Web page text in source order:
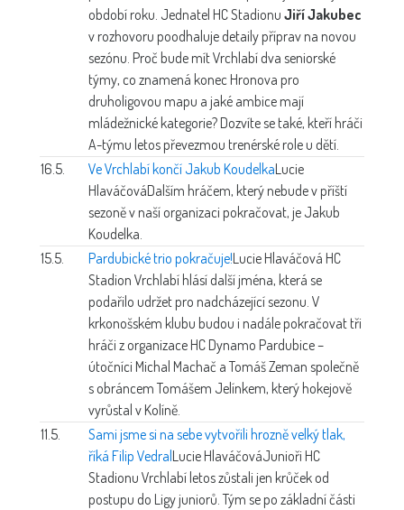
období roku. Jednatel HC Stadionu Jiří Jakubec
v rozhovoru poodhaluje detaily příprav na novou
sezónu. Proč bude mít Vrchlabí dva seniorské
týmy, co znamená konec Hronova pro
druholigovou mapu a jaké ambice mají
mládežnické kategorie? Dozvíte se také, kteří hráči
A-týmu letos převezmou trenérské role u dětí.
16.5.
Ve Vrchlabí končí Jakub KoudelkaLucie
HlaváčováDalším hráčem, který nebude v příští
sezoně v naší organizaci pokračovat, je Jakub
Koudelka.
15.5.
Pardubické trio pokračuje!Lucie Hlaváčová HC
Stadion Vrchlabí hlásí další jména, která se
podařilo udržet pro nadcházející sezonu. V
krkonošském klubu budou i nadále pokračovat tři
hráči z organizace HC Dynamo Pardubice –
útočníci Michal Machač a Tomáš Zeman společně
s obráncem Tomášem Jelínkem, který hokejově
vyrůstal v Kolíně.
11.5.
Sami jsme si na sebe vytvořili hrozně velký tlak,
říká Filip VedralLucie HlaváčováJunioři HC
Stadionu Vrchlabí letos zůstali jen krůček od
postupu do Ligy juniorů. Tým se po základní části